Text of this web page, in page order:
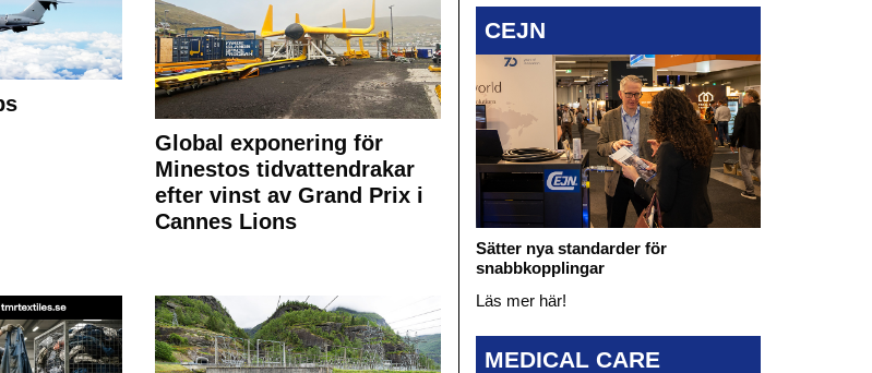
Global exponering för
Minestos tidvattendrakar
efter vinst av Grand Prix i
Cannes Lions
CEJN
Sätter nya standarder för
snabbkopplingar
Läs mer här!
MEDICAL CARE